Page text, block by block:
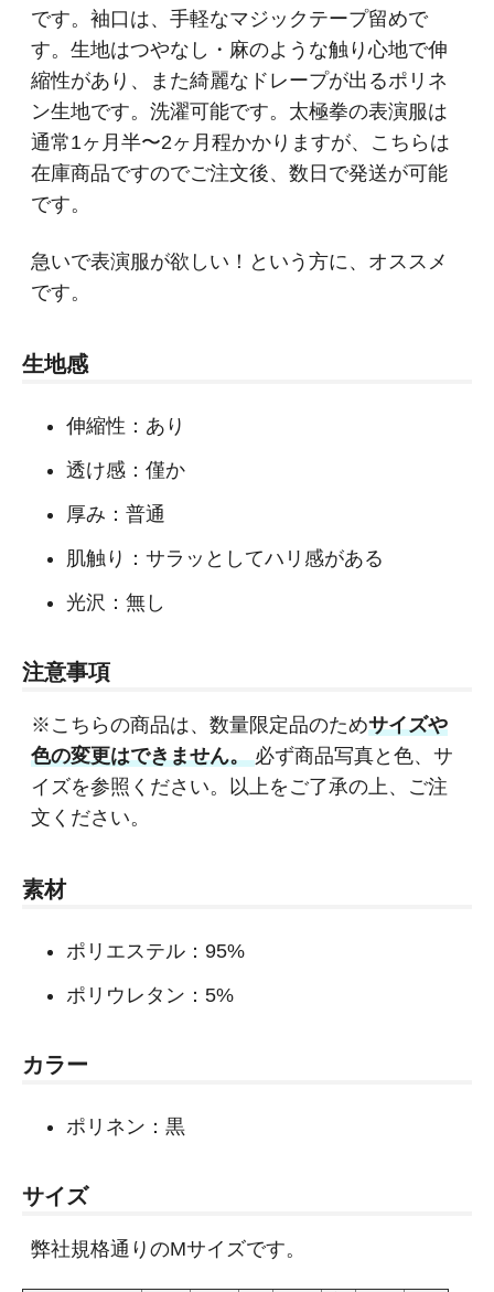
です。袖口は、手軽なマジックテープ留めで
す。生地はつやなし・麻のような触り心地で伸
縮性があり、また綺麗なドレープが出るポリネ
ン生地です。洗濯可能です。太極拳の表演服は
通常1ヶ月半〜2ヶ月程かかりますが、こちらは
在庫商品ですのでご注文後、数日で発送が可能
です。
急いで表演服が欲しい！という方に、オススメ
です。
生地感
伸縮性：あり
透け感：僅か
厚み：普通
肌触り：サラッとしてハリ感がある
光沢：無し
注意事項
※こちらの商品は、数量限定品のためサイズや
色の変更はできません。必ず商品写真と色、サ
イズを参照ください。以上をご了承の上、ご注
文ください。
素材
ポリエステル：95%
ポリウレタン：5%
カラー
ポリネン：黒
サイズ
弊社規格通りのMサイズです。